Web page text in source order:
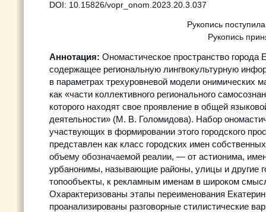
DOI: 10.15826/vopr_onom.2023.20.3.037
Рукопись
Рукопись
Аннотация: Ономастическое пространство города
содержащее региональную лингвокультурную
в параметрах трехуровневой модели онимических
как «части коллективного регионального
которого находят свое проявление в общей
деятельности» (М. В. Голомидова). Набор
участвующих в формировании этого городского
представлен как класс городских имен
объему обозначаемой реалии, — от астионима,
урбанонимы, называющие районы, улицы и другие
топообъекты, к рекламным именам в широком
Охарактеризованы этапы переименования
проанализированы разговорные стилистические